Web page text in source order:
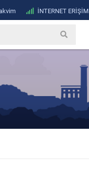
İNTERNET ERİŞİM